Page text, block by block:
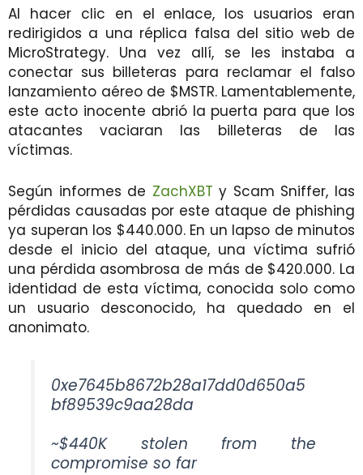
Al hacer clic en el enlace, los usuarios eran
redirigidos a una réplica falsa del sitio web de
MicroStrategy. Una vez allí, se les instaba a
conectar sus billeteras para reclamar el falso
lanzamiento aéreo de $MSTR. Lamentablemente,
este acto inocente abrió la puerta para que los
atacantes vaciaran las billeteras de las
víctimas.
Según informes de ZachXBT y Scam Sniffer, las
pérdidas causadas por este ataque de phishing
ya superan los $440.000. En un lapso de minutos
desde el inicio del ataque, una víctima sufrió
una pérdida asombrosa de más de $420.000. La
identidad de esta víctima, conocida solo como
un usuario desconocido, ha quedado en el
anonimato.
0xe7645b8672b28a17dd0d650a5
bf89539c9aa28da
~$440K stolen from the
compromise so far